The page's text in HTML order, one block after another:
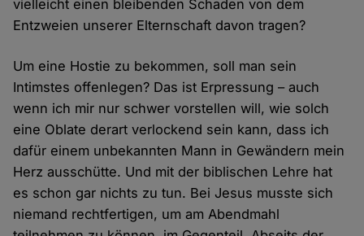
vielleicht einen bleibenden Schaden von dem
Entzweien unserer Elternschaft davon tragen?
Um eine Hostie zu bekommen, soll man sein
Intimstes offenlegen? Das ist Erpressung – auch
wenn ich mir nur schwer vorstellen will, wie solch
eine Oblate derart verlockend sein kann, dass ich
dafür einem unbekannten Mann in Gewändern mein
Herz ausschütte. Und mit der biblischen Lehre hat
es schon gar nichts zu tun. Bei Jesus musste sich
niemand rechtfertigen, um am Abendmahl